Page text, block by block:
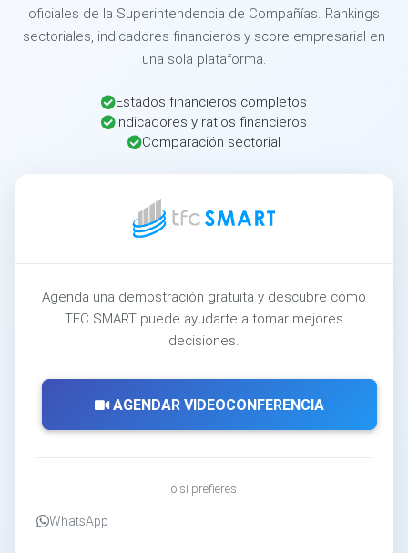
oficiales de la Superintendencia de Compañías. Rankings
sectoriales, indicadores financieros y score empresarial en
una sola plataforma.
Estados financieros completos
Indicadores y ratios financieros
Comparación sectorial
Agenda una demostración gratuita y descubre cómo
TFC SMART puede ayudarte a tomar mejores
decisiones.
AGENDAR VIDEOCONFERENCIA
o si prefieres
WhatsApp